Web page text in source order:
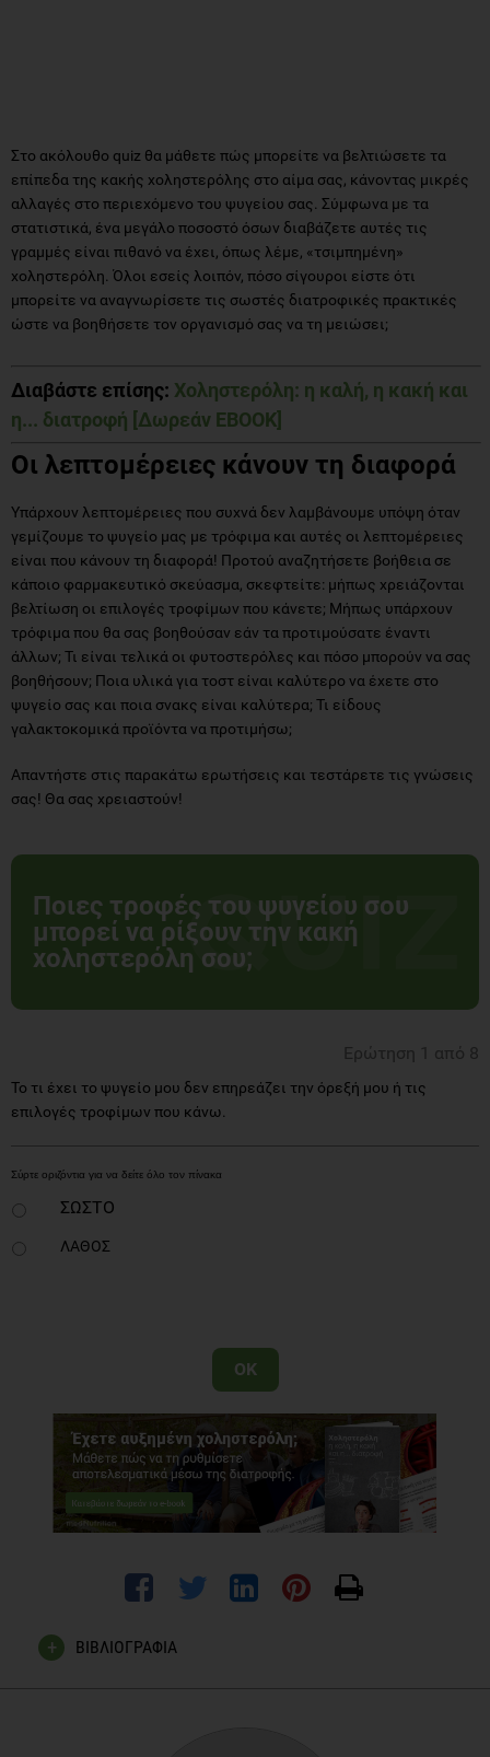
Στο ακόλουθο quiz θα μάθετε πώς μπορείτε να βελτιώσετε τα
επίπεδα της κακής χοληστερόλης στο αίμα σας, κάνοντας μικρές
αλλαγές στο περιεχόμενο του ψυγείου σας. Σύμφωνα με τα
στατιστικά, ένα μεγάλο ποσοστό όσων διαβάζετε αυτές τις
γραμμές είναι πιθανό να έχει, όπως λέμε, «τσιμπημένη»
χοληστερόλη. Όλοι εσείς λοιπόν, πόσο σίγουροι είστε ότι
μπορείτε να αναγνωρίσετε τις σωστές διατροφικές πρακτικές
ώστε να βοηθήσετε τον οργανισμό σας να τη μειώσει;
Διαβάστε επίσης: Χοληστερόλη: η καλή, η κακή και
η... διατροφή [Δωρεάν EBOOK]
Οι λεπτομέρειες κάνουν τη διαφορά
Υπάρχουν λεπτομέρειες που συχνά δεν λαμβάνουμε υπόψη όταν
γεμίζουμε το ψυγείο μας με τρόφιμα και αυτές οι λεπτομέρειες
είναι που κάνουν τη διαφορά! Προτού αναζητήσετε βοήθεια σε
κάποιο φαρμακευτικό σκεύασμα, σκεφτείτε: μήπως χρειάζονται
βελτίωση οι επιλογές τροφίμων που κάνετε; Μήπως υπάρχουν
τρόφιμα που θα σας βοηθούσαν εάν τα προτιμούσατε έναντι
άλλων; Τι είναι τελικά οι φυτοστερόλες και πόσο μπορούν να σας
βοηθήσουν; Ποια υλικά για τοστ είναι καλύτερο να έχετε στο
ψυγείο σας και ποια σνακς είναι καλύτερα; Τι είδους
γαλακτοκομικά προϊόντα να προτιμήσω;
Απαντήστε στις παρακάτω ερωτήσεις και τεστάρετε τις γνώσεις
σας! Θα σας χρειαστούν!
Ποιες τροφές του ψυγείου σου
μπορεί να ρίξουν την κακή
χοληστερόλη σου;
Ερώτηση 1 από 8
Το τι έχει το ψυγείο μου δεν επηρεάζει την όρεξή μου ή τις
επιλογές τροφίμων που κάνω.
ΣΩΣΤΟ
ΛΑΘΟΣ
OK
ΒΙΒΛΙΟΓΡΑΦΙΑ